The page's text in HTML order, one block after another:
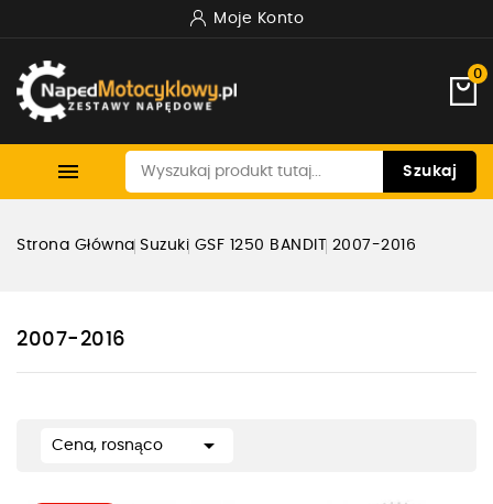
Moje Konto
0
 Szukaj
Strona Główna Suzuki GSF 1250 BANDIT 2007-2016
2007-2016
Cena, rosnąco 